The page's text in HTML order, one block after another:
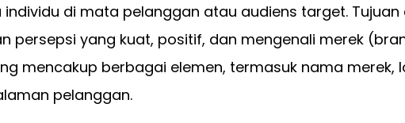
di mata pelanggan atau audiens target.
persepsi yang kuat, positif, dan mengenali merek
mencakup berbagai elemen, termasuk nama merek,
pelanggan.